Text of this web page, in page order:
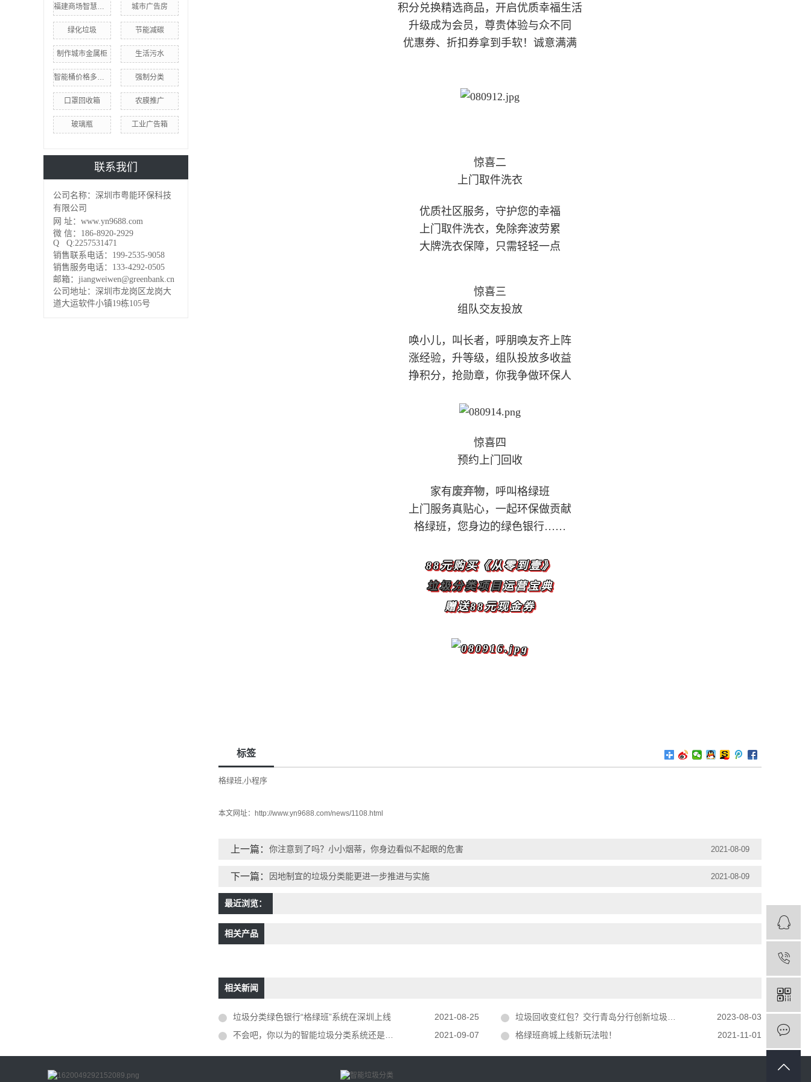
福建商场智慧分类桶 城市广告房
绿化垃圾 节能减碳
制作城市金属柜 生活污水
智能桶价格多少钱 强制分类
口罩回收箱 农膜推广
玻璃瓶 工业广告箱
联系我们
公司名称：深圳市粤能环保科技
有限公司
网 址：www.yn9688.com
微 信：186-8920-2929
Q Q:2257531471
销售联系电话：199-2535-9058
销售服务电话：133-4292-0505
邮箱：jiangweiwen@greenbank.cn
公司地址：深圳市龙岗区龙岗大
道大运软件小镇19栋105号
积分兑换精选商品，开启优质幸福生活
升级成为会员，尊贵体验与众不同
优惠券、折扣券拿到手软！诚意满满
惊喜二
上门取件洗衣
优质社区服务，守护您的幸福
上门取件洗衣，免除奔波劳累
大牌洗衣保障，只需轻轻一点
惊喜三
组队交友投放
唤小儿，叫长者，呼朋唤友齐上阵
涨经验，升等级，组队投放多收益
挣积分，抢勋章，你我争做环保人
惊喜四
预约上门回收
家有废弃物，呼叫格绿班
上门服务真贴心，一起环保做贡献
格绿班，您身边的绿色银行……
88元购买《从零到壹》
垃圾分类项目运营宝典
赠送88元现金券
标签
格绿班,小程序
本文网址： http://www.yn9688.com/news/1108.html
上一篇： 你注意到了吗？小小烟蒂，你身边看似不起眼的危害 2021-08-09
下一篇： 因地制宜的垃圾分类能更进一步推进与实施 2021-08-09
最近浏览：
相关产品
相关新闻
垃圾分类绿色银行“格绿班”系统在深圳上线 2021-08-25 垃圾回收变红包？交行青岛分行创新垃圾分类领域数字人民币应用
2023-08-03
不会吧，你以为的智能垃圾分类系统还是这样的？
2021-09-07 格绿班商城上线新玩法啦！ 2021-11-01